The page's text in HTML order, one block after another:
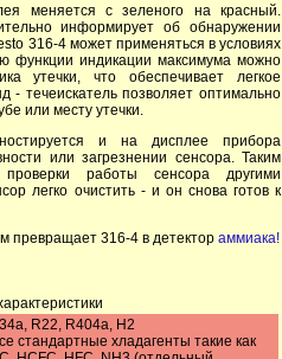
меняется с зеленого на красный.
информирует об обнаружении
316-4 может применяться в условиях
индикации максимума можно
утечки, что обеспечивает легкое
- течеискатель позволяет оптимально
или месту утечки.
и на дисплее прибора
или загрезнении сенсора. Таким
работы сенсора другими
легко очистить - и он снова готов к
превращает 316-4 в детектор аммиака!
R22, R404a, H2
стандартные хладагенты такие как